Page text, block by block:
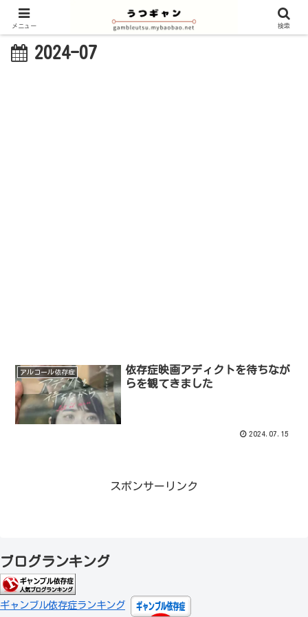
2024-07
アルコール依存症
依存症映画アディクトを待ちなが
らを観てきました
2024.07.15
スポンサーリンク
ブログランキング
ギャンブル依存症ランキング
メニュー 検索